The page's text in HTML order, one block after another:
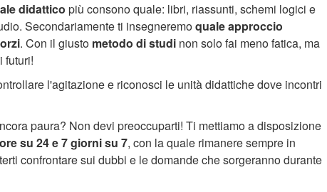
didattico più consono quale: libri, riassunti, schemi logici e
Secondariamente ti insegneremoquale approccio
. Con il giusto metodo di studi non solo fai meno fatica, ma
futuri!
l'agitazione e riconosci le unità didattiche dove incontri
paura? Non devi preoccuparti! Ti mettiamo a disposizione
su 24 e 7 giorni su 7, con la quale rimanere sempre in
confrontare sui dubbi e le domande che sorgeranno durante